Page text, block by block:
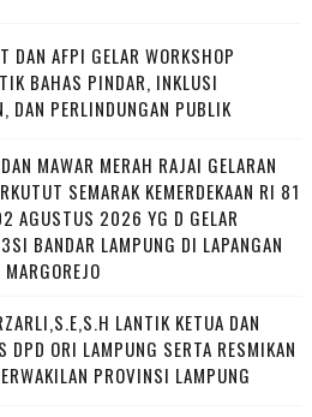
DAN AFPI GELAR WORKSHOP
BAHAS PINDAR, INKLUSI
DAN PERLINDUNGAN PUBLIK
MAWAR MERAH RAJAI GELARAN
SEMARAK KEMERDEKAAN RI 81
AGUSTUS 2026 YG D GELAR
BANDAR LAMPUNG DI LAPANGAN
LANTIK KETUA DAN
DPD ORI LAMPUNG SERTA RESMIKAN
PROVINSI LAMPUNG